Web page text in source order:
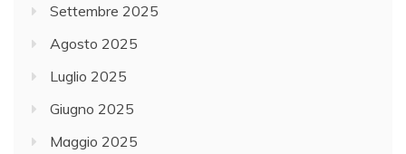
Settembre 2025
Agosto 2025
Luglio 2025
Giugno 2025
Maggio 2025